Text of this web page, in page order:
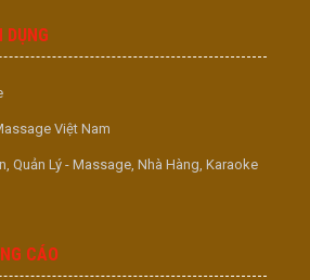
DỤNG
Việt Nam
Quản Lý - Massage, Nhà Hàng, Karaoke
CÁO